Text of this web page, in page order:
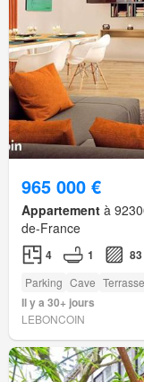
965 000 €
Appartement à
de-France
4 1 83
Parking Cave Terrasse
Il y a 30+ jours
LEBONCOIN